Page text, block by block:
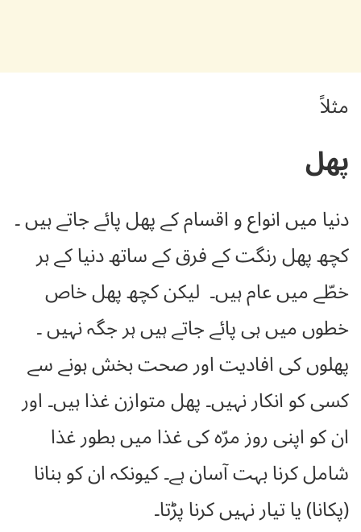
مثلاً
پھل
دنیا میں انواع و اقسام کے پھل پائے جاتے ہیں ۔
کچھ پھل رنگت کے فرق کے ساتھ دنیا کے ہر
خطّے میں عام ہیں۔ لیکن کچھ پھل خاص
خطوں میں ہی پائے جاتے ہیں ہر جگہ نہیں ۔
پھلوں کی افادیت اور صحت بخش ہونے سے
کسی کو انکار نہیں۔ پھل متوازن غذا ہیں۔ اور
ان کو اپنی روز مرّہ کی غذا میں بطور غذا
شامل کرنا بہت آسان ہے۔ کیونکہ ان کو بنانا
(پکانا) یا تیار نہیں کرنا پڑتا۔